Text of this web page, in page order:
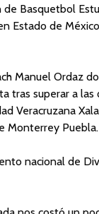
de Basquetbol
Estado de
Manuel Ordaz
tras superar a
Veracruzana
Monterrey Puebla.
nacional de